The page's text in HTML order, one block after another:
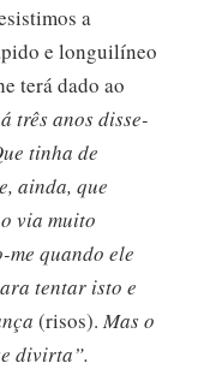
a
e longuilíneo
terá dado ao
três anos disse-
tinha de
ainda, que
via muito
me quando ele
tentar isto e
(risos). Mas o
divirta”.